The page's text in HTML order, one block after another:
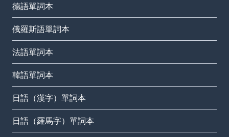
德語單詞本
俄羅斯語單詞本
法語單詞本
韓語單詞本
日語（漢字）單詞本
日語（羅馬字）單詞本